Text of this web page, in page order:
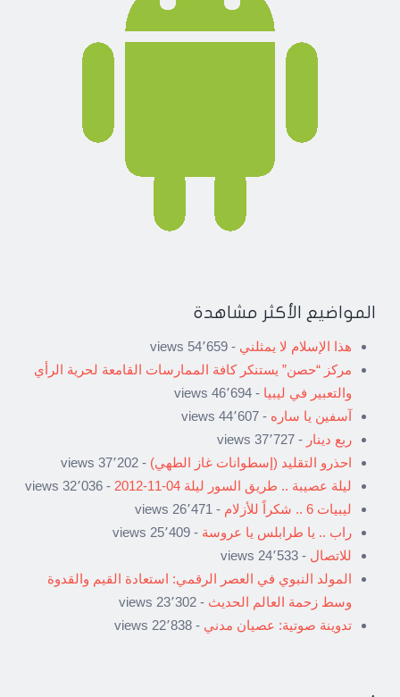
المواضيع الأكثر مشاهدة
هذا الإسلام لا يمثلني - 54٬659 views
مركز “حصن” يستنكر كافة الممارسات القامعة لحرية الرأي
والتعبير في ليبيا - 46٬694 views
آسفين يا ساره - 44٬607 views
ربع دينار - 37٬727 views
احذرو التقليد (إسطوانات غاز الطهي) - 37٬202 views
ليلة عصيبة .. طريق السور ليلة 04-11-2012
- 32٬036 views
ليبيات 6 .. شكراً للأزلام
- 26٬471 views
راب .. يا طرابلس يا عروسة - 25٬409 views
للاتصال - 24٬533 views
المولد النبوي في العصر الرقمي: استعادة القيم والقدوة
وسط زحمة العالم الحديث - 23٬302 views
تدوينة صوتية: عصيان مدني - 22٬838 views